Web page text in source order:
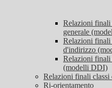
Relazioni
generale
Relazioni finali
d'indirizzo
Relazioni finali
(modelli DDI)
Relazioni finali
Ri-orientamento